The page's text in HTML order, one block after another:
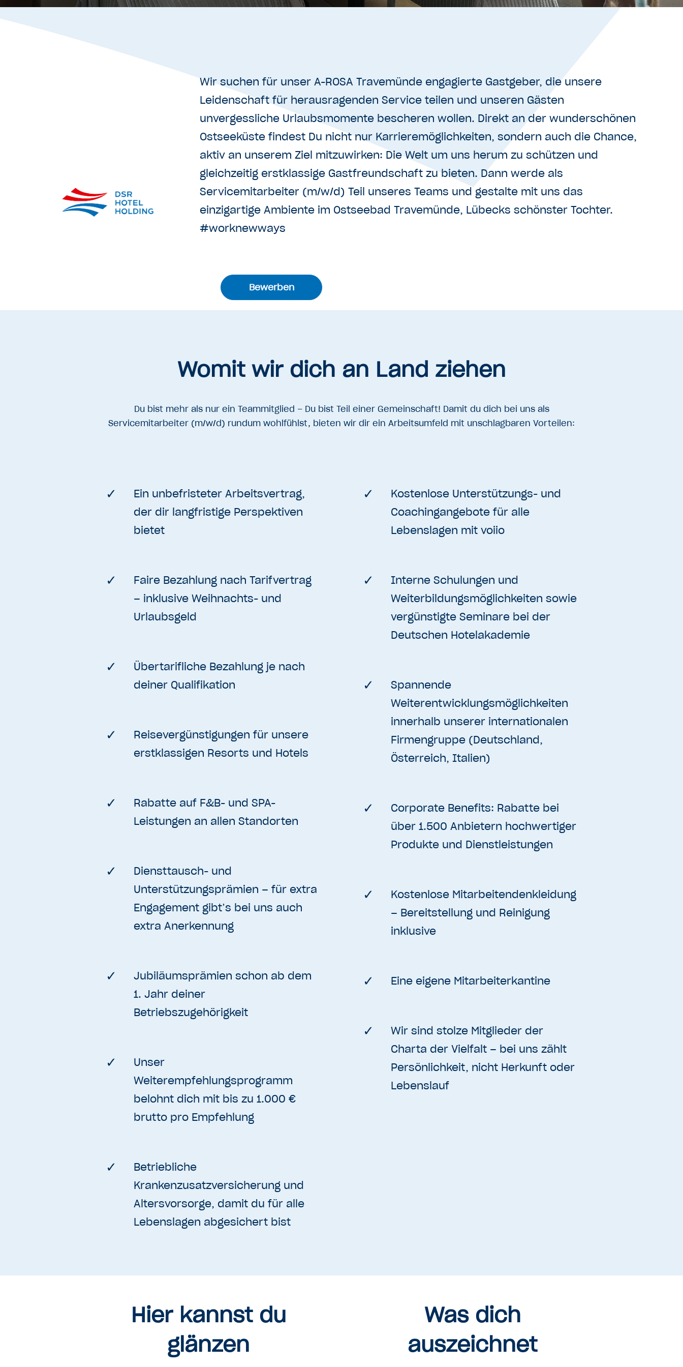
Wir suchen für unser A-ROSA Travemünde engagierte Gastgeber, die unsere
Leidenschaft für herausragenden Service teilen und unseren Gästen
unvergessliche Urlaubsmomente bescheren wollen. Direkt an der wunderschönen
Ostseeküste findest Du nicht nur Karrieremöglichkeiten, sondern auch die Chance,
aktiv an unserem Ziel mitzuwirken: Die Welt um uns herum zu schützen und
gleichzeitig erstklassige Gastfreundschaft zu bieten. Dann werde als
Servicemitarbeiter (m/w/d) Teil unseres Teams und gestalte mit uns das
einzigartige Ambiente im Ostseebad Travemünde, Lübecks schönster Tochter.
#worknewways
Bewerben
Hier kannst du
glänzen
Was dich
auszeichnet
Womit wir dich an Land ziehen
Du bist mehr als nur ein Teammitglied – Du bist Teil einer Gemeinschaft! Damit du dich bei uns als
Servicemitarbeiter (m/w/d) rundum wohlfühlst, bieten wir dir ein Arbeitsumfeld mit unschlagbaren Vorteilen:
Ein unbefristeter Arbeitsvertrag,
der dir langfristige Perspektiven
bietet
Faire Bezahlung nach Tarifvertrag
– inklusive Weihnachts- und
Urlaubsgeld
Übertarifliche Bezahlung je nach
deiner Qualifikation
Reisevergünstigungen für unsere
erstklassigen Resorts und Hotels
Rabatte auf F&B- und SPA-
Leistungen an allen Standorten
Diensttausch- und
Unterstützungsprämien – für extra
Engagement gibt’s bei uns auch
extra Anerkennung
Jubiläumsprämien schon ab dem
1. Jahr deiner
Betriebszugehörigkeit
Unser
Weiterempfehlungsprogramm
belohnt dich mit bis zu 1.000 €
brutto pro Empfehlung
Betriebliche
Krankenzusatzversicherung und
Altersvorsorge, damit du für alle
Lebenslagen abgesichert bist
Kostenlose Unterstützungs- und
Coachingangebote für alle
Lebenslagen mit voiio
Interne Schulungen und
Weiterbildungsmöglichkeiten sowie
vergünstigte Seminare bei der
Deutschen Hotelakademie
Spannende
Weiterentwicklungsmöglichkeiten
innerhalb unserer internationalen
Firmengruppe (Deutschland,
Österreich, Italien)
Corporate Benefits: Rabatte bei
über 1.500 Anbietern hochwertiger
Produkte und Dienstleistungen
Kostenlose Mitarbeitendenkleidung
– Bereitstellung und Reinigung
inklusive
Eine eigene Mitarbeiterkantine
Wir sind stolze Mitglieder der
Charta der Vielfalt – bei uns zählt
Persönlichkeit, nicht Herkunft oder
Lebenslauf